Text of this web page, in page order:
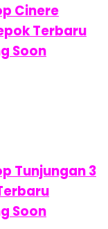
Cinere
Terbaru
Soon
Tunjungan 3
Soon